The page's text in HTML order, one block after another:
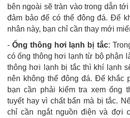
bên ngoài sẽ tràn vào trong dẫn
đảm bảo để có thể đông đá. Để
nhân này, bạn chỉ cần thay mới
-Ống thông hơi lạnh bị tắc:
có ống thông hơi lạnh từ bộ phận
thông hơi lạnh bị tắc thì khí lạnh
nên không thể đông đá. Để khắc
bạn cần phải kiểm tra xem ống
tuyết hay vì chất bẩn mà bị tắc.
chỉ cần ngắt nguồn điện và đợi